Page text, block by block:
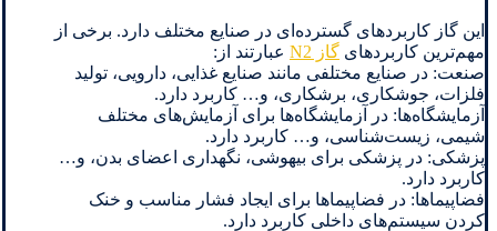
این گاز کاربردهای گسترده‌ای در صنایع مختلف دارد. برخی از
مهم‌ترین کاربردهای گاز N2
عبارتند از:
صنعت: در صنایع مختلفی مانند صنایع غذایی، دارویی، تولید
فلزات، جوشکاری، برشکاری، و… کاربرد دارد.
آزمایشگاه‌ها: در آزمایشگاه‌ها برای آزمایش‌های مختلف
شیمی، زیست‌شناسی، و… کاربرد دارد.
پزشکی: در پزشکی برای بیهوشی، نگهداری اعضای بدن، و…
کاربرد دارد.
فضاپیماها: در فضاپیماها برای ایجاد فشار مناسب و خنک
کردن سیستم‌های داخلی کاربرد دارد.